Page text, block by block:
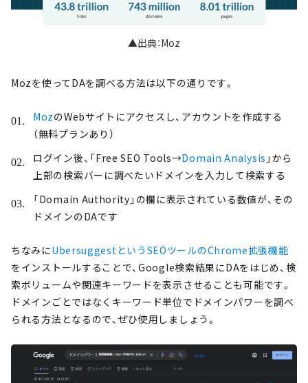
▲出典：Moz
Mozを使ってDAを調べる方法は以下の通りです。
MozのWebサイトにアクセスし、アカウントを作成する
（無料プランあり）
ログイン後、「Free SEO Tools→Domain Analysis 」から
上部の検索バーに調べたいドメインを入力して検索する
「Domain Authority」の欄に表示されている数値が、その
ドメインのDAです
ちなみにUbersuggestというSEOツールのChrome拡張機能
をインストールすることで、Google検索結果にDAをはじめ、検
索ボリュームや関連キーワードを表示させることも可能です。
ドメインごとではなくキーワード単位でドメインパワーを調べ
られる方法となるので、ぜひ使用しましょう。